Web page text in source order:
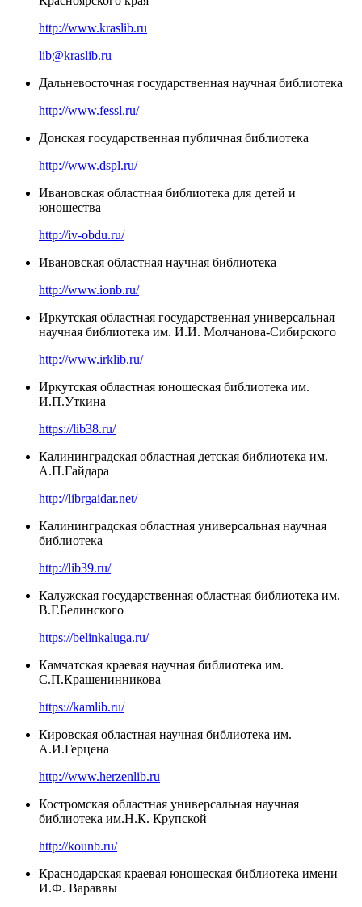
http://www.kraslib.ru
lib@kraslib.ru
Дальневосточная государственная научная библиотека
http://www.fessl.ru/
Донская государственная публичная библиотека
http://www.dspl.ru/
Ивановская областная библиотека для детей и
юношества
http://iv-obdu.ru/
Ивановская областная научная библиотека
http://www.ionb.ru/
Иркутская областная государственная универсальная
научная библиотека им. И.И. Молчанова-Сибирского
http://www.irklib.ru/
Иркутская областная юношеская библиотека им.
И.П.Уткина
https://lib38.ru/
Калининградская областная детская библиотека им.
А.П.Гайдара
http://librgaidar.net/
Калининградская областная универсальная научная
библиотека
http://lib39.ru/
Калужская государственная областная библиотека им.
В.Г.Белинского
https://belinkaluga.ru/
Камчатская краевая научная библиотека им.
С.П.Крашенинникова
https://kamlib.ru/
Кировская областная научная библиотека им.
А.И.Герцена
http://www.herzenlib.ru
Костромская областная универсальная научная
библиотека им.Н.К. Крупской
http://kounb.ru/
Краснодарская краевая юношеская библиотека имени
И.Ф. Вараввы